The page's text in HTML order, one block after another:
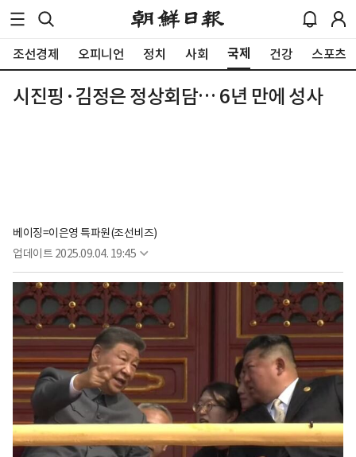
조선경제 오피니언 정치 사회 국제 건강 스포츠
시진핑·김정은 정상회담… 6년 만에 성사
베이징=이은영 특파원(조선비즈)
업데이트 2025.09.04. 19:45